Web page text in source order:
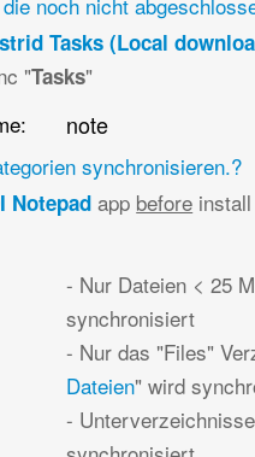
Tasks (Local
"Tasks"
note
synchronisieren.?
Notepad app before
- Nur Dateien < 25
synchronisiert
- Nur das "Files"
Dateien" wird
-